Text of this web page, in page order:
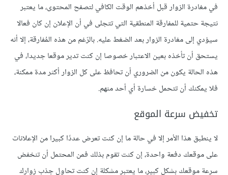
في مغادرة الزوار قبل أخذهم الوقت الكافي لتصفح المحتوى، ما يعتبر
نتيجة حتمية للمفارقة المنطقية التي تتجلى في أن الإعلان إن كان فعالا
سيؤدي إلى مغادرة الزوار بعد الضغط عليه. بالرّغم من هذه المُفارقة، إلا أنه
يستحق أن تأخذه بعين الاعتبار خصوصا إن كنت تدير موقعا جديدا، في
هذه الحالة يكون من الضروري أن تحافظ على كل الزوار أكثر مدة ممكنة،
فلا يمكنك أن تتحمل خسارة أي أحد منهم.
تخفيض سرعة الموقع
لا ينطبق هذا الأمر إلا في حالة ما إن كنت تعرض عددًا كبيرا من الإعلانات
على موقعك دفعة واحدة، إن كنت تقوم بذلك فمن المحتمل أن تنخفض
سرعة موقعك بشكل كبير، ما يعتبر مشكلة إن كنت تحاول جذب زوارك